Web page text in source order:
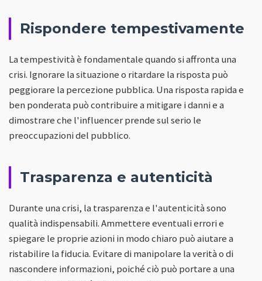
Rispondere tempestivamente
La tempestività è fondamentale quando si affronta una
crisi. Ignorare la situazione o ritardare la risposta può
peggiorare la percezione pubblica. Una risposta rapida e
ben ponderata può contribuire a mitigare i danni e a
dimostrare che l'influencer prende sul serio le
preoccupazioni del pubblico.
Trasparenza e autenticità
Durante una crisi, la trasparenza e l'autenticità sono
qualità indispensabili. Ammettere eventuali errori e
spiegare le proprie azioni in modo chiaro può aiutare a
ristabilire la fiducia. Evitare di manipolare la verità o di
nascondere informazioni, poiché ciò può portare a una